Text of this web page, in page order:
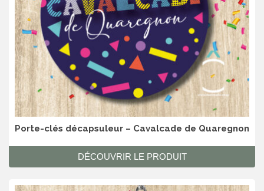
Porte-clés décapsuleur – Cavalcade de Quaregnon
DÉCOUVRIR LE PRODUIT